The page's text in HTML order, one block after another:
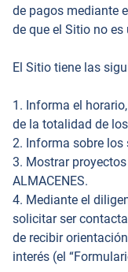
de pagos mediante
de que el Sitio no es
El Sitio tiene las
1. Informa el
de la totalidad de
2. Informa sobre los
3. Mostrar
ALMACENES.
4. Mediante el
solicitar ser
de recibir
interés (el